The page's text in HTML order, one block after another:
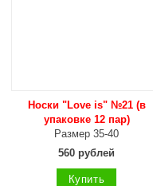
Носки "Love is" №21 (в
упаковке 12 пар)
Размер 35-40
560 рублей
Купить